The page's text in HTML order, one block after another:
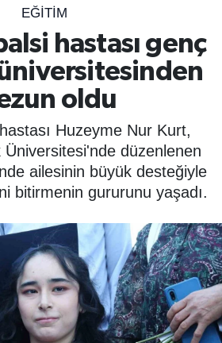
EĞİTİM
hastası genç
üniversitesinden
oldu
Huzeyme Nur Kurt,
Üniversitesi'nde düzenlenen
ailesinin büyük desteğiyle
bitirmenin gururunu yaşadı.